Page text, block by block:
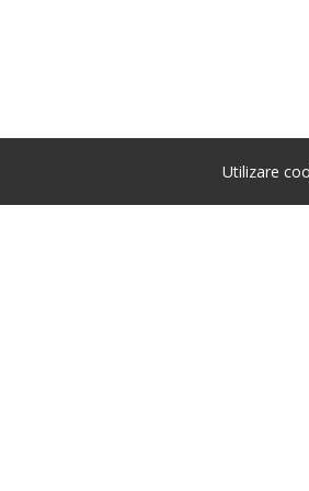
Utilizare